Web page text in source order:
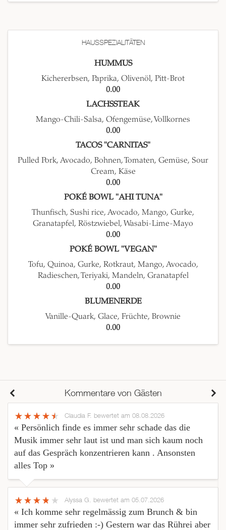
HAUSSPEZIALITÄTEN
HUMMUS
Kichererbsen, Paprika, Olivenöl, Pitt-Brot
0.00
LACHSSTEAK
Mango-Chili-Salsa, Ofengemüse, Vollkornes
0.00
TACOS "CARNITAS"
Pulled Pork, Avocado, Bohnen, Tomaten, Gemüse, Sour
Cream, Käse
0.00
POKÉ BOWL "AHI TUNA"
Thunfisch, Sushi rice, Avocado, Mango, Gurke,
Granatapfel, Röstzwiebel, Wasabi-Lime-Mayo
0.00
POKÉ BOWL "VEGAN"
Tofu, Quinoa, Gurke, Rotkraut, Mango, Avocado,
Radieschen, Teriyaki, Mandeln, Granatapfel
0.00
BLUMENERDE
Vanille-Quark, Glace, Früchte, Brownie
0.00
Kommentare von Gästen
Claudia F. bewertet am 08.08.2026
« Persönlich finde es immer sehr schade das die
Musik immer sehr laut ist und man sich kaum noch
auf das Gespräch konzentrieren kann . Ansonsten
alles Top »
Alyssa G. bewertet am 05.07.2026
« Ich komme sehr regelmässig zum Brunch & bin
immer sehr zufrieden :-) Gestern war das Rührei aber